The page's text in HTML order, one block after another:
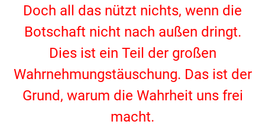
Doch all das nützt nichts, wenn die
Botschaft nicht nach außen dringt.
Dies ist ein Teil der großen
Wahrnehmungstäuschung. Das ist der
Grund, warum die Wahrheit uns frei
macht.